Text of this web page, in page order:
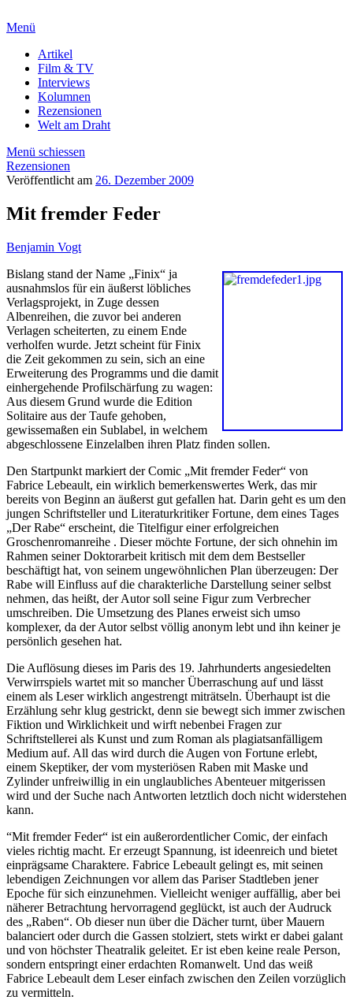
Menü
Artikel
Film & TV
Interviews
Kolumnen
Rezensionen
Welt am Draht
Menü schiessen
Rezensionen
Veröffentlicht am 26. Dezember 2009
Mit fremder Feder
Benjamin Vogt
Bislang stand der Name „Finix“ ja
ausnahmslos für ein äußerst löbliches
Verlagsprojekt, in Zuge dessen
Albenreihen, die zuvor bei anderen
Verlagen scheiterten, zu einem Ende
verholfen wurde. Jetzt scheint für Finix
die Zeit gekommen zu sein, sich an eine
Erweiterung des Programms und die damit
einhergehende Profilschärfung zu wagen:
Aus diesem Grund wurde die Edition
Solitaire aus der Taufe gehoben,
gewissemaßen ein Sublabel, in welchem
abgeschlossene Einzelalben ihren Platz finden sollen.
Den Startpunkt markiert der Comic „Mit fremder Feder“ von
Fabrice Lebeault, ein wirklich bemerkenswertes Werk, das mir
bereits von Beginn an äußerst gut gefallen hat. Darin geht es um den
jungen Schriftsteller und Literaturkritiker Fortune, dem eines Tages
„Der Rabe“ erscheint, die Titelfigur einer erfolgreichen
Groschenromanreihe . Dieser möchte Fortune, der sich ohnehin im
Rahmen seiner Doktorarbeit kritisch mit dem dem Bestseller
beschäftigt hat, von seinem ungewöhnlichen Plan überzeugen: Der
Rabe will Einfluss auf die charakterliche Darstellung seiner selbst
nehmen, das heißt, der Autor soll seine Figur zum Verbrecher
umschreiben. Die Umsetzung des Planes erweist sich umso
komplexer, da der Autor selbst völlig anonym lebt und ihn keiner je
persönlich gesehen hat.
Die Auflösung dieses im Paris des 19. Jahrhunderts angesiedelten
Verwirrspiels wartet mit so mancher Überraschung auf und lässt
einem als Leser wirklich angestrengt miträtseln. Überhaupt ist die
Erzählung sehr klug gestrickt, denn sie bewegt sich immer zwischen
Fiktion und Wirklichkeit und wirft nebenbei Fragen zur
Schriftstellerei als Kunst und zum Roman als plagiatsanfälligem
Medium auf. All das wird durch die Augen von Fortune erlebt,
einem Skeptiker, der vom mysteriösen Raben mit Maske und
Zylinderunfreiwillig in ein unglaubliches Abenteuer mitgerissen
wird und der Suche nach Antworten letztlich doch nicht widerstehen
kann.
“Mit fremder Feder“ ist ein außerordentlicher Comic, der einfach
vieles richtig macht. Er erzeugt Spannung, ist ideenreich und bietet
einprägsame Charaktere. Fabrice Lebeault gelingt es, mit seinen
lebendigen Zeichnungen vor allem das Pariser Stadtleben jener
Epoche für sich einzunehmen. Vielleicht weniger auffällig, aber bei
näherer Betrachtung hervorragend geglückt, ist auch der Audruck
des „Raben“. Ob dieser nun über die Dächer turnt, über Mauern
balanciert oder durch die Gassen stolziert, stets wirkt er dabei galant
und von höchster Theatralik geleitet. Er ist eben keine reale Person,
sondern entspringt einer erdachten Romanwelt. Und das weiß
Fabrice Lebeault dem Leser einfach zwischen den Zeilen vorzüglich
zu vermitteln.